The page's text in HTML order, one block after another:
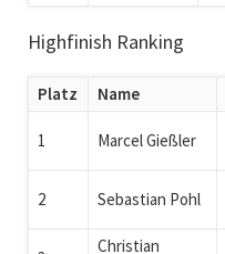
Highfinish Ranking
Platz Name
1 Marcel Gießler
2 Sebastian Pohl
Christian